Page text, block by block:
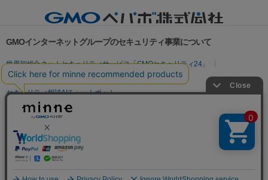
GMOインターネットグループのセキュリティ事業について
世界初総合ネットセキュリティサービス「GMOセキュリティ24」
パスワード漏洩診断
Webサイトリスク診断
セキュリティ相談AIチャットボット
実在証明・盗聴対策
サイバー攻撃対策（GMO Flatt Security）
セキュリティ事業の軌跡